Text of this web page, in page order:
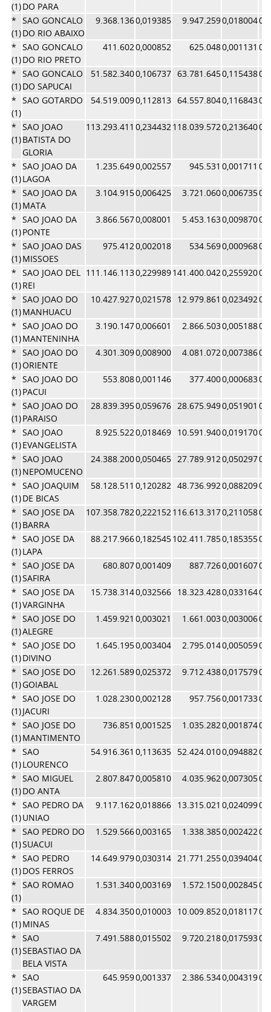
(1)DO PARA
*
(1)
SAO GONCALO
DO RIO ABAIXO
9.368.1360,019385 9.947.2590,018004
*
(1)
SAO GONCALO
DO RIO PRETO
411.6020,000852 625.0480,001131
*
(1)
SAO GONCALO
DO SAPUCAI
51.582.3400,106737 63.781.6450,115438
*
(1)
SAO GOTARDO 54.519.0090,112813 64.557.8040,116843
*
(1)
SAO JOAO
BATISTA DO
GLORIA
113.293.411 0,234432118.039.5720,213640
*
(1)
SAO JOAO DA
LAGOA
1.235.6490,002557 945.531 0,001711
*
(1)
SAO JOAO DA
MATA
3.104.9150,006425 3.721.0600,006735
*
(1)
SAO JOAO DA
PONTE
3.866.5670,008001 5.453.1630,009870
*
(1)
SAO JOAO DAS
MISSOES
975.4120,002018 534.5690,000968
*
(1)
SAO JOAO DEL
REI
111.146.1130,229989141.400.0420,255920
*
(1)
SAO JOAO DO
MANHUACU
10.427.9270,021578 12.979.861 0,023492
*
(1)
SAO JOAO DO
MANTENINHA
3.190.1470,006601 2.866.5030,005188
*
(1)
SAO JOAO DO
ORIENTE
4.301.3090,008900 4.081.0720,007386
*
(1)
SAO JOAO DO
PACUI
553.8080,001146 377.4000,000683
*
(1)
SAO JOAO DO
PARAISO
28.839.3950,059676 28.675.9490,051901
*
(1)
SAO JOAO
EVANGELISTA
8.925.5220,018469 10.591.9400,019170
*
(1)
SAO JOAO
NEPOMUCENO
24.388.2000,050465 27.789.9120,050297
*
(1)
SAO JOAQUIM
DE BICAS
58.128.511 0,120282 48.736.9920,088209
*
(1)
SAO JOSE DA
BARRA
107.358.7820,222152116.613.3170,211058
*
(1)
SAO JOSE DA
LAPA
88.217.9660,182545102.411.7850,185355
*
(1)
SAO JOSE DA
SAFIRA
680.8070,001409 887.7260,001607
*
(1)
SAO JOSE DA
VARGINHA
15.738.3140,032566 18.323.4280,033164
*
(1)
SAO JOSE DO
ALEGRE
1.459.921 0,003021 1.661.0030,003006
*
(1)
SAO JOSE DO
DIVINO
1.645.1950,003404 2.795.0140,005059
*
(1)
SAO JOSE DO
GOIABAL
12.261.5890,025372 9.712.4380,017579
*
(1)
SAO JOSE DO
JACURI
1.028.2300,002128 957.7560,001733
*
(1)
SAO JOSE DO
MANTIMENTO
736.851 0,001525 1.035.2820,001874
*
(1)
SAO
LOURENCO
54.916.361 0,113635 52.424.0100,094882
*
(1)
SAO MIGUEL
DO ANTA
2.807.8470,005810 4.035.9620,007305
*
(1)
SAO PEDRO DA
UNIAO
9.117.1620,018866 13.315.021 0,024099
*
(1)
SAO PEDRO DO
SUACUI
1.529.5660,003165 1.338.3850,002422
*
(1)
SAO PEDRO
DOS FERROS
14.649.9790,030314 21.771.2550,039404
*
(1)
SAO ROMAO 1.531.3400,003169 1.572.1500,002845
*
(1)
SAO ROQUE DE
MINAS
4.834.3500,010003 10.009.8520,018117
*
(1)
SAO
SEBASTIAO DA
BELA VISTA
7.491.5880,015502 9.720.2180,017593
*
(1)
SAO
SEBASTIAO DA
VARGEM
645.9590,001337 2.386.5340,004319